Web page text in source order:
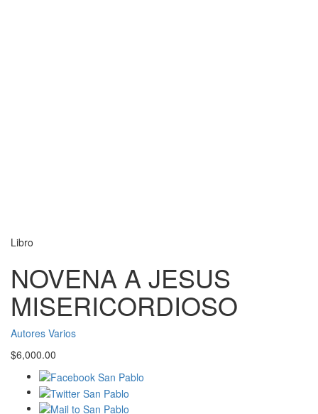
Libro
NOVENA A JESUS
MISERICORDIOSO
Autores Varios
$6,000.00